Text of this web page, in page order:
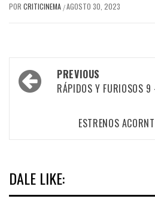
POR CRITICINEMA /AGOSTO 30, 2023
Post
navigation
PREVIOUS
RÁPIDOS Y FURIOSOS 9
ESTRENOS
DALE LIKE: